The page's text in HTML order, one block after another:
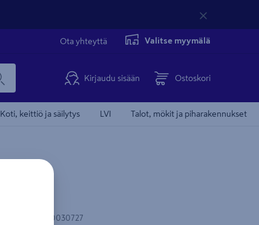
Ota yhteyttä Valitse myymälä
Kirjaudu sisään Ostoskori
Koti, keittiö ja säilytys LVI Talot, mökit ja piharakennukset
6423800030727